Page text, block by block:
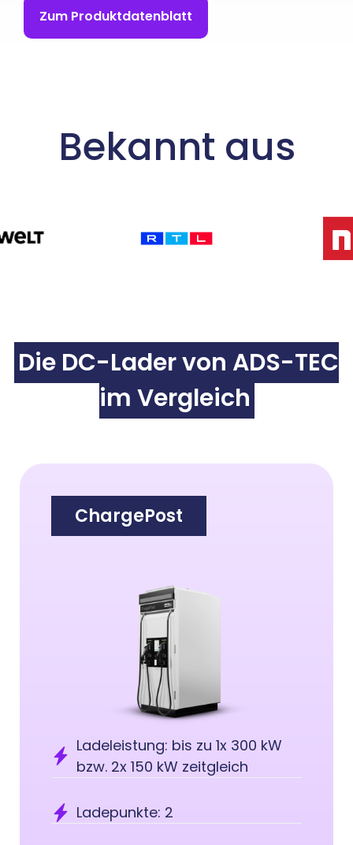
Zum Produktdatenblatt
Bekannt aus
Die DC-Lader von ADS-TEC
im Vergleich
ChargePost
Ladeleistung: bis zu 1x 300 kW
bzw. 2x 150 kW zeitgleich
Ladepunkte: 2